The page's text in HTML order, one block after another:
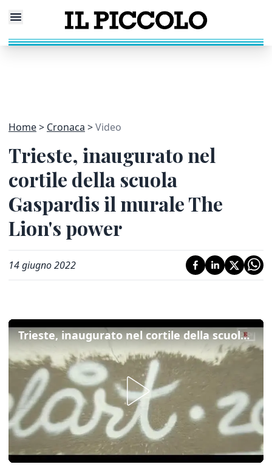
Home Cronaca Video
Trieste, inaugurato nel
cortile della scuola
Gaspardis il murale The
Lion's power
14 giugno 2022
Trieste, inaugurato nel cortile della scuola Gaspardis il murale The Lion's power